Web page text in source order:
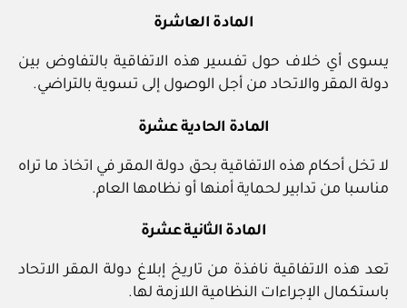
المادة العاشرة
يسوى أي خلاف حول تفسير هذه الاتفاقية بالتفاوض بين
دولة المقر والاتحاد من أجل الوصول إلى تسوية بالتراضي.
المادة الحادية عشرة
لا تخل أحكام هذه الاتفاقية بحق دولة المقر في اتخاذ ما تراه
مناسبا من تدابير لحماية أمنها أو نظامها العام.
المادة الثانية عشرة
تعد هذه الاتفاقية نافذة من تاريخ إبلاغ دولة المقر الاتحاد
باستكمال الإجراءات النظامية اللازمة لها.